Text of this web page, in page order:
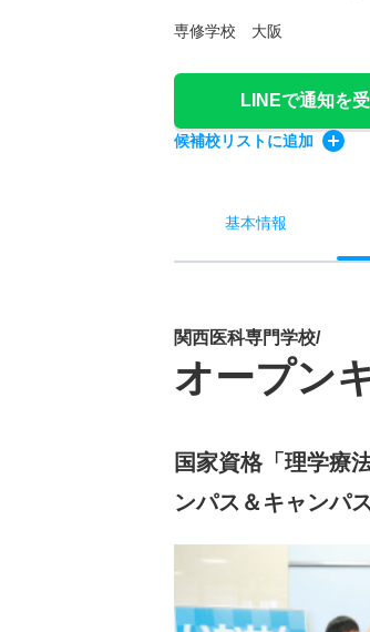
専修学校 大阪
LINEで通知を
候補校リストに追加
基本情報
関西医科専門学校/
オープン
国家資格「理学療
ンパス＆キャンパ